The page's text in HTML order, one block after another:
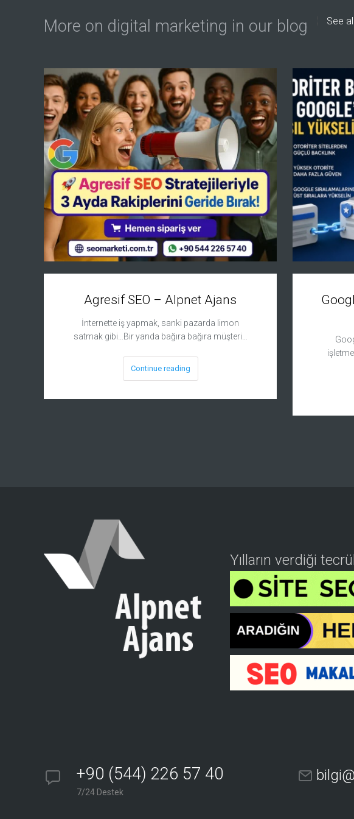
More on digital marketing in our blog See
Agresif SEO – Alpnet Ajans
İnternette iş yapmak, sanki pazarda limon
satmak gibi…Bir yanda bağıra bağıra müşteri…
Continue reading
Yılların verdiği
+90 (544) 226 57 40
7/24 Destek